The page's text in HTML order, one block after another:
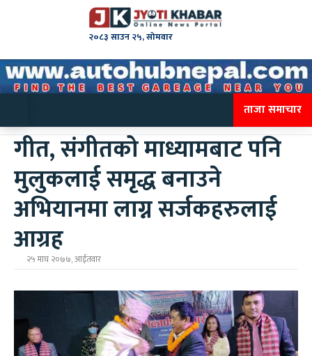
२०८३ साउन २५, सोमवार
ताजा समाचार
गीत, संगीतको माध्यामबाट पनि
मुलुकलाई समृद्ध बनाउने
अभियानमा लाग्न सर्जकहरुलाई
आग्रह
२५ माघ २०७७, आईतवार